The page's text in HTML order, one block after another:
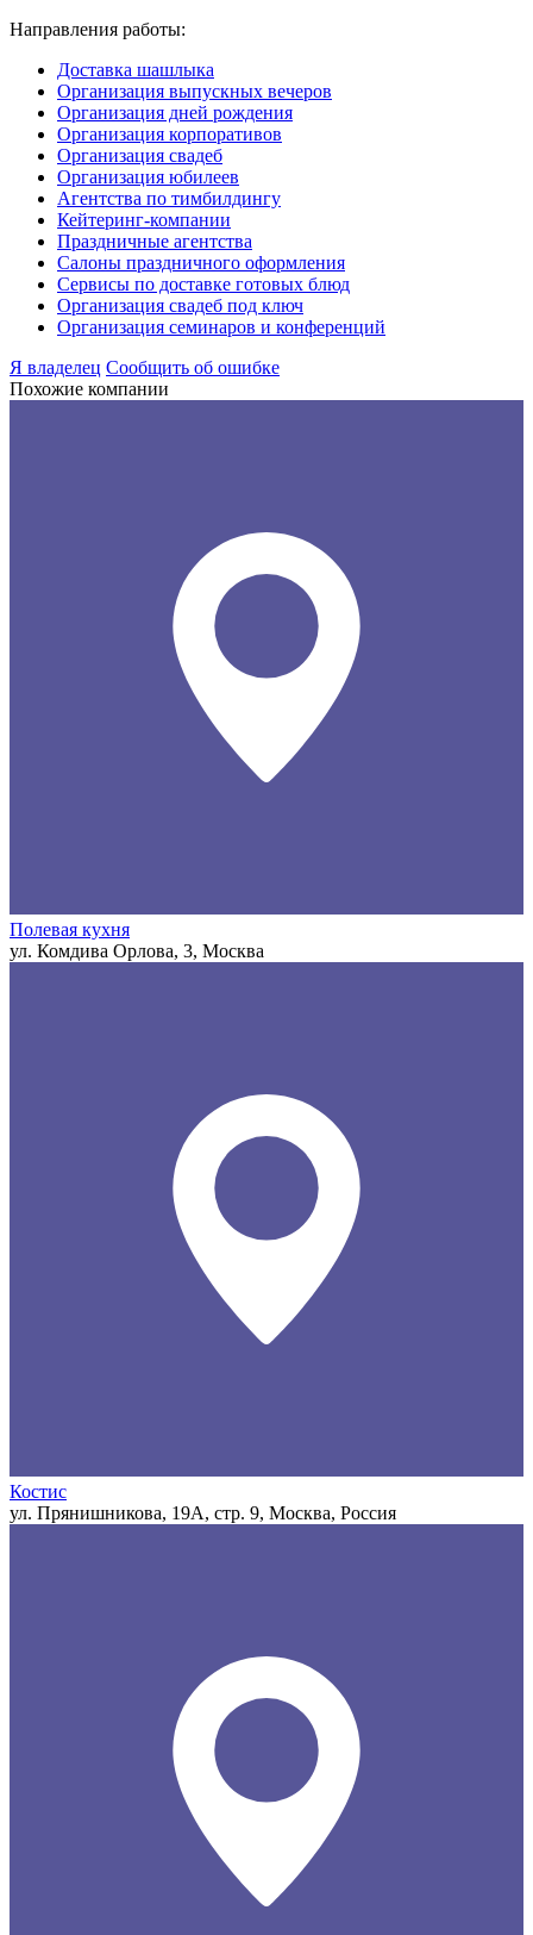
Направления работы:
Доставка шашлыка
Организация выпускных вечеров
Организация дней рождения
Организация корпоративов
Организация свадеб
Организация юбилеев
Агентства по тимбилдингу
Кейтеринг-компании
Праздничные агентства
Салоны праздничного оформления
Сервисы по доставке готовых блюд
Организация свадеб под ключ
Организация семинаров и конференций
Я владелец Сообщить об ошибке
Похожие компании
Полевая кухня
ул. Комдива Орлова, 3, Москва
Костис
ул. Прянишникова, 19А, стр. 9, Москва, Россия